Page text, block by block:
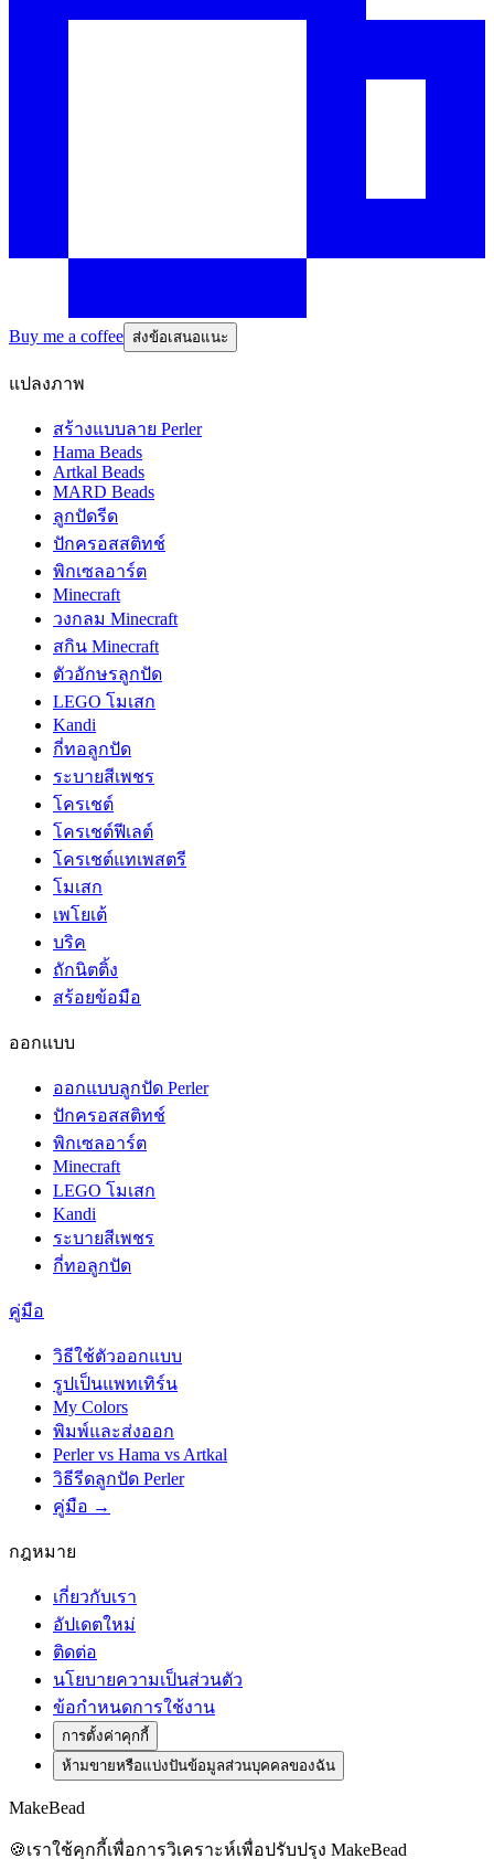
Buy me a coffee ส่งข้อเสนอแนะ
แปลงภาพ
สร้างแบบลาย Perler
Hama Beads
Artkal Beads
MARD Beads
ลูกปัดรีด
ปักครอสสติทช์
พิกเซลอาร์ต
Minecraft
วงกลม Minecraft
สกิน Minecraft
ตัวอักษรลูกปัด
LEGO โมเสก
Kandi
กี่ทอลูกปัด
ระบายสีเพชร
โครเชต์
โครเชต์ฟีเลต์
โครเชต์แทเพสตรี
โมเสก
เพโยเต้
บริค
ถักนิตติ้ง
สร้อยข้อมือ
ออกแบบ
ออกแบบลูกปัด Perler
ปักครอสสติทช์
พิกเซลอาร์ต
Minecraft
LEGO โมเสก
Kandi
ระบายสีเพชร
กี่ทอลูกปัด
คู่มือ
วิธีใช้ตัวออกแบบ
รูปเป็นแพทเทิร์น
My Colors
พิมพ์และส่งออก
Perler vs Hama vs Artkal
วิธีรีดลูกปัด Perler
คู่มือ →
กฎหมาย
เกี่ยวกับเรา
อัปเดตใหม่
ติดต่อ
นโยบายความเป็นส่วนตัว
ข้อกำหนดการใช้งาน
การตั้งค่าคุกกี้
ห้ามขายหรือแบ่งปันข้อมูลส่วนบุคคลของฉัน
MakeBead
🍪เราใช้คุกกี้เพื่อการวิเคราะห์เพื่อปรับปรุง MakeBead